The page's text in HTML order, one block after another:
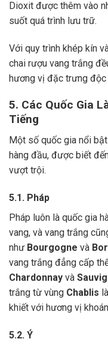
Dioxit được thêm vào
suốt quá trình lưu trữ.
Với quy trình khép kín
chai rượu vang trắng
hương vị đặc trưng độc
5. Các Quốc Gia
Tiếng
Một số quốc gia nổi
hàng đầu, được biết
vượt trội.
5.1. Pháp
Pháp luôn là quốc gia
vang, và vang trắng
như Bourgogne và
vang trắng đẳng cấp
Chardonnay và
trắng từ vùng Chablis
khiết với hương vị
5.2. Ý